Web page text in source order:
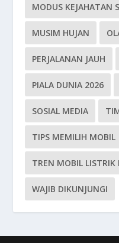
MODUS KEJAHATAN
MUSIM HUJAN
PERJALANAN JAUH
PIALA DUNIA 2026
SOSIAL MEDIA
TIPS MEMILIH MOBIL
TREN MOBIL LISTRIK
WAJIB DIKUNJUNGI